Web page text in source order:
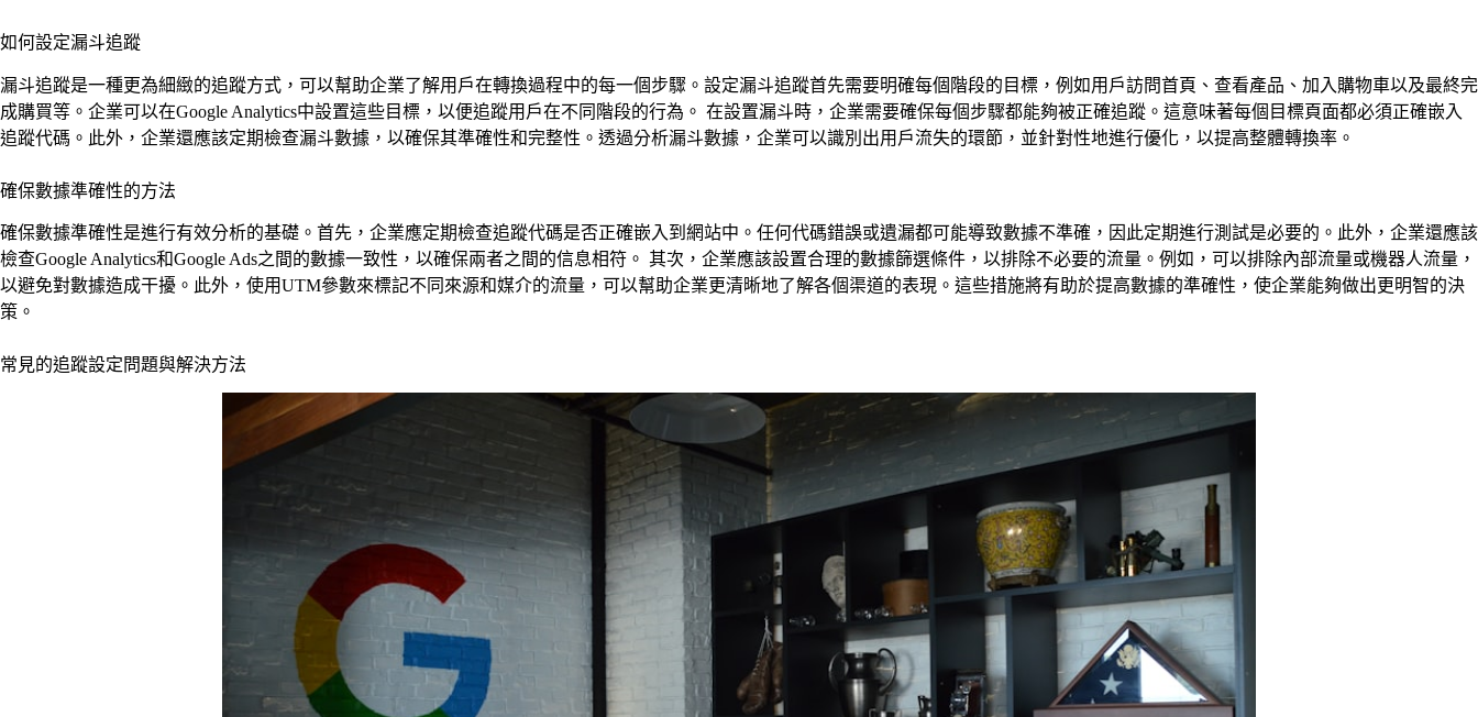
如何設定漏斗追蹤
漏斗追蹤是一種更為細緻的追蹤方式，可以幫助企業了解用戶在轉換過程中的每一個步驟。設定漏斗追蹤首先需要明確每個階段的目標，例如用戶訪問首頁、查看產品、加入購物車以及最終完
成購買等。企業可以在Google Analytics中設置這些目標，以便追蹤用戶在不同階段的行為。 在設置漏斗時，企業需要確保每個步驟都能夠被正確追蹤。這意味著每個目標頁面都必須正確嵌入
追蹤代碼。此外，企業還應該定期檢查漏斗數據，以確保其準確性和完整性。透過分析漏斗數據，企業可以識別出用戶流失的環節，並針對性地進行優化，以提高整體轉換率。
確保數據準確性的方法
確保數據準確性是進行有效分析的基礎。首先，企業應定期檢查追蹤代碼是否正確嵌入到網站中。任何代碼錯誤或遺漏都可能導致數據不準確，因此定期進行測試是必要的。此外，企業還應該
檢查Google Analytics和Google Ads之間的數據一致性，以確保兩者之間的信息相符。 其次，企業應該設置合理的數據篩選條件，以排除不必要的流量。例如，可以排除內部流量或機器人流量，
以避免對數據造成干擾。此外，使用UTM參數來標記不同來源和媒介的流量，可以幫助企業更清晰地了解各個渠道的表現。這些措施將有助於提高數據的準確性，使企業能夠做出更明智的決
策。
常見的追蹤設定問題與解決方法